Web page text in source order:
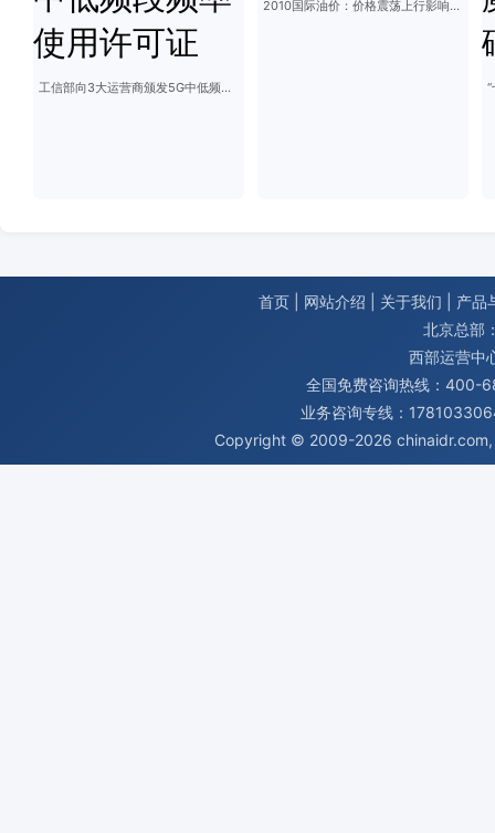
工信部向3大运营商颁发5G中低频段频率使用许可证
2010国际油价：价格震荡上行影响几何？
首页 网站介绍 关于我们
产品
北京总部
西部运营中
全国免费咨询热线：400-
业务咨询专线：
Copyright © 2009-2026 chinaidr.com